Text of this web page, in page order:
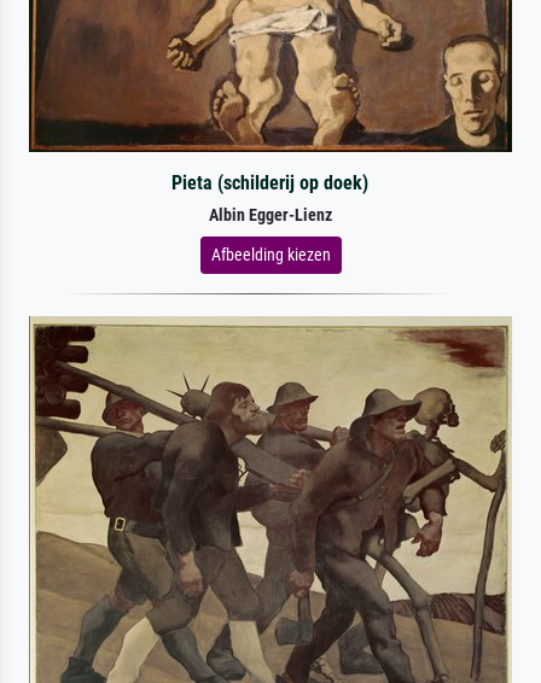
Pieta (schilderij op doek)
Albin Egger-Lienz
Afbeelding kiezen